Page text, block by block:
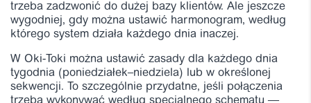
trzeba zadzwonić do dużej bazy klientów. Ale jeszcze
wygodniej, gdy można ustawić harmonogram, według
którego system działa każdego dnia inaczej.
W Oki-Toki można ustawić zasady dla każdego dnia
tygodnia (poniedziałek–niedziela) lub w określonej
sekwencji. To szczególnie przydatne, jeśli połączenia